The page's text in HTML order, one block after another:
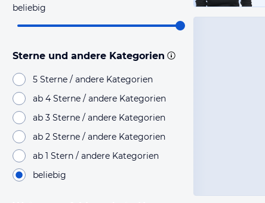
beliebig
Sterne und andere Kategorien
5 Sterne / andere Kategorien
ab 4 Sterne / andere Kategorien
ab 3 Sterne / andere Kategorien
ab 2 Sterne / andere Kategorien
ab 1 Stern / andere Kategorien
beliebig